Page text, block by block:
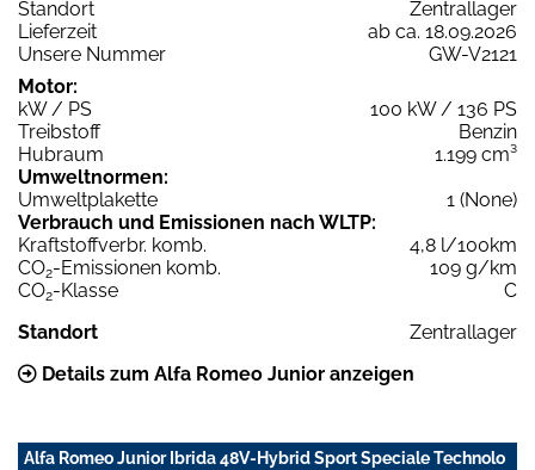
Standort
Zentrallager
Lieferzeit
ab ca. 18.09.2026
Unsere Nummer
GW-V2121
Motor:
kW / PS
100 kW / 136 PS
Treibstoff
Benzin
Hubraum
1.199 cm³
Umweltnormen:
Umweltplakette
1 (None)
Verbrauch und Emissionen nach WLTP:
Kraftstoffverbr. komb.
4,8 l/100km
CO2-Emissionen komb.
109 g/km
CO2-Klasse
C
Standort
Zentrallager
Details zum Alfa Romeo Junior anzeigen
Alfa Romeo Junior Ibrida 48V-Hybrid Sport Speciale Technolo